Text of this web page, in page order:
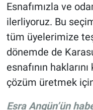
Esnafımızla ve
ilerliyoruz. Bu
tüm üyelerimize
dönemde de
esnafının
çözüm üretmek
Esra Angün’ün